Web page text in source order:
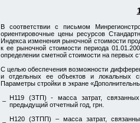
В соответствии с письмом
ориентировочные цены ресурсов
Индекса изменения рыночной стоимости
к ее рыночной стоимости периода
определении сметной стоимости на первых
С целью обеспечения возможности
и отдельных ее объектов и локальных
Параметры стройки в экране
–
Н119 (ЗТП) - масса затрат,
предыдущий отчетный год, грн.
Н120 (ЗТПП) – масса затрат,